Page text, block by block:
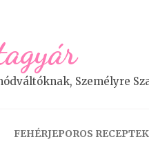
Személyre
FEHÉRJEPOROS RECEPTEK